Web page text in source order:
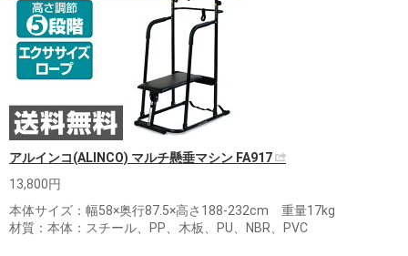
アルインコ(ALINCO) マルチ懸垂マシン FA917
13,800円
本体サイズ：幅58×奥行87.5×高さ188-232cm 重量17kg
材質：本体：スチール、PP、木板、PU、NBR、PVC